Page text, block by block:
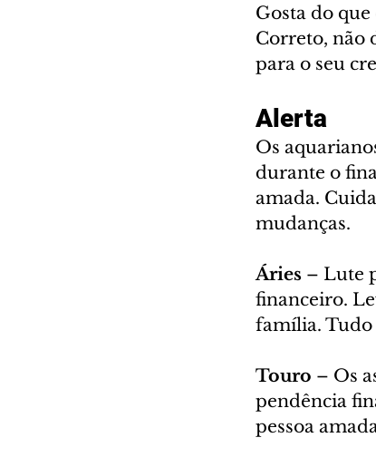
Gosta do
Correto, não
para o seu
Alerta
Os
durante o
amada.
mudanças.
Áries – Lute
financeiro.
família. Tudo
Touro – Os
pendência
pessoa